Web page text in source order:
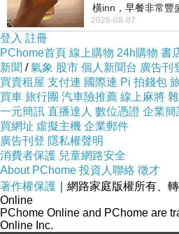
橫inn，早餐非常豐
看到工作人員拿出
2026-08-07
登入 註冊
PChome首頁 線上購物 24h購物 書
新聞 /氣象 股市 個人新聞台 廣告刊
買賣租屋 支付連 國際連 Pi 拍錢包
買車 旅行團 汽車險推薦 線上麻將
一元簡訊 直播達人 數位憑證 企業簡
買網址 虛擬主機 企業郵件
廣告刊登 隱私權聲明
消費者保護 兒童網路安全
About PChome 投資人聯絡 徵才
著作權保護 ｜網路家庭版權所有、
Online
PChome Online and PChome are
Online Inc.